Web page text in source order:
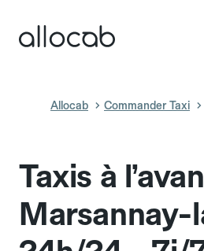
Allocab Commander Taxi
Taxis à